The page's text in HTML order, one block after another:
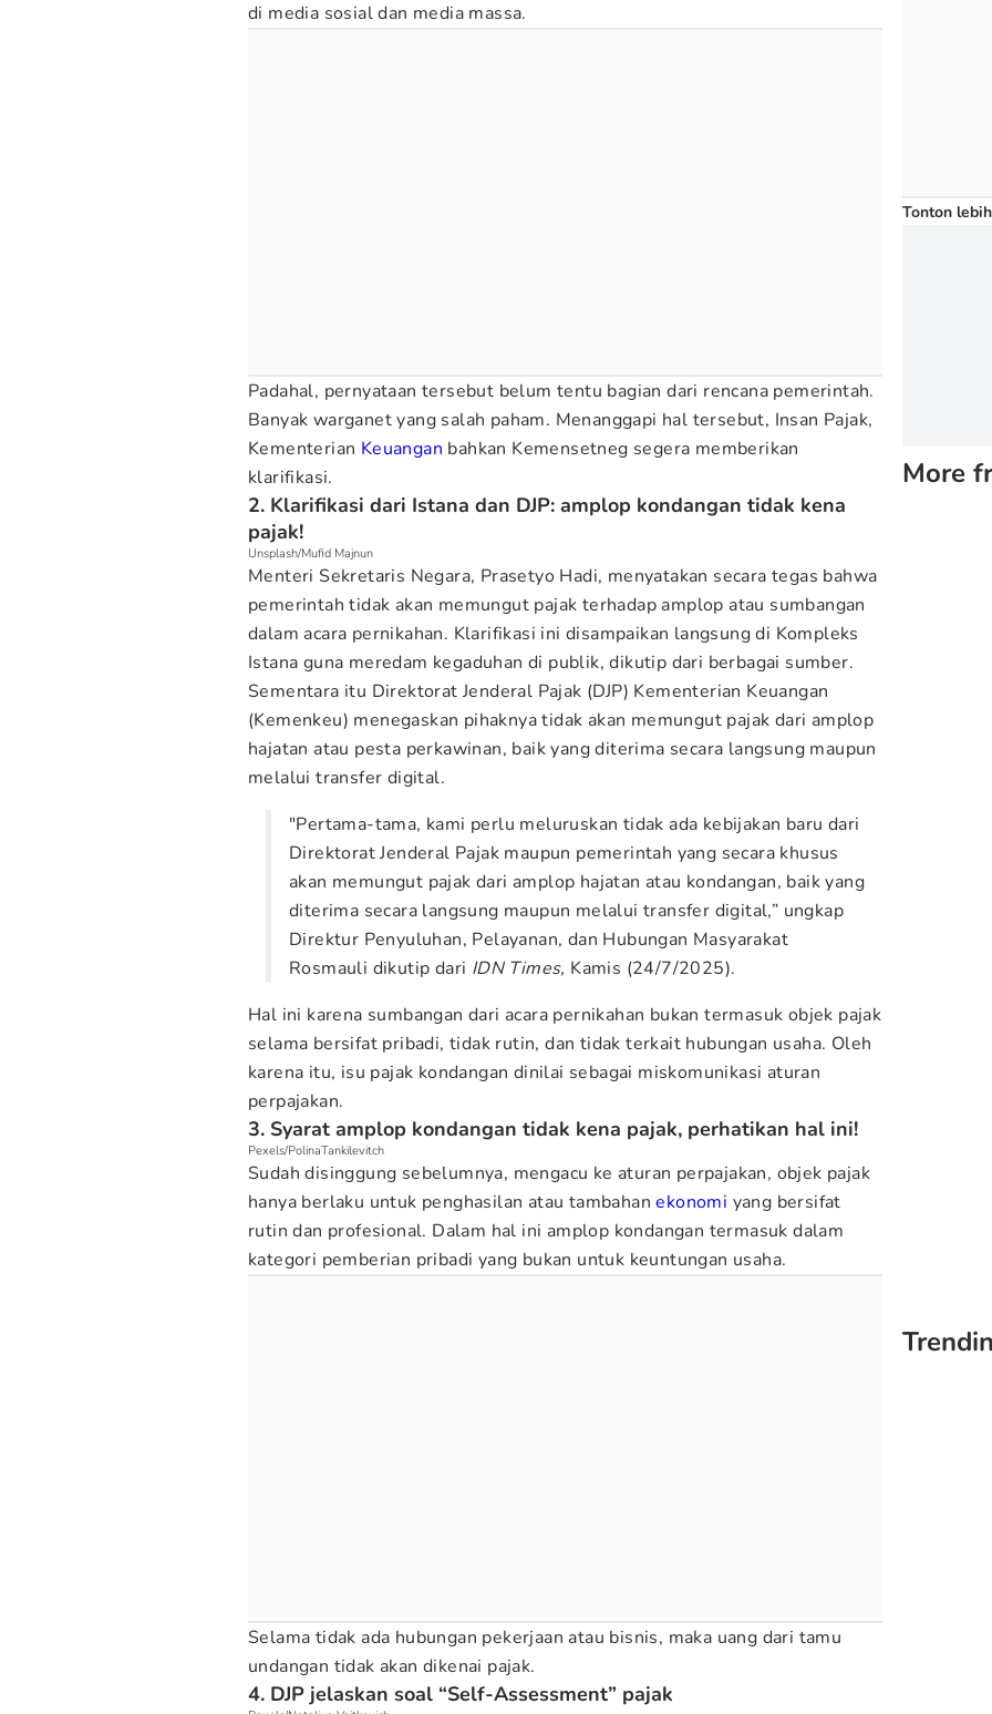
di media sosial dan media massa.
Padahal, pernyataan tersebut belum tentu bagian dari rencana pemerintah.
Banyak warganet yang salah paham. Menanggapi hal tersebut, Insan Pajak,
Kementerian Keuangan bahkan Kemensetneg segera memberikan
klarifikasi.
2. Klarifikasi dari Istana dan DJP: amplop kondangan tidak kena
pajak!
Unsplash/Mufid Majnun
Menteri Sekretaris Negara, Prasetyo Hadi, menyatakan secara tegas bahwa
pemerintah tidak akan memungut pajak terhadap amplop atau sumbangan
dalam acara pernikahan. Klarifikasi ini disampaikan langsung di Kompleks
Istana guna meredam kegaduhan di publik, dikutip dari berbagai sumber.
Sementara itu Direktorat Jenderal Pajak (DJP) Kementerian Keuangan
(Kemenkeu) menegaskan pihaknya tidak akan memungut pajak dari amplop
hajatan atau pesta perkawinan, baik yang diterima secara langsung maupun
melalui transfer digital.
"Pertama-tama, kami perlu meluruskan tidak ada kebijakan baru dari
Direktorat Jenderal Pajak maupun pemerintah yang secara khusus
akan memungut pajak dari amplop hajatan atau kondangan, baik yang
diterima secara langsung maupun melalui transfer digital,” ungkap
Direktur Penyuluhan, Pelayanan, dan Hubungan Masyarakat
Rosmauli dikutip dari IDN Times, Kamis (24/7/2025).
Hal ini karena sumbangan dari acara pernikahan bukan termasuk objek pajak
selama bersifat pribadi, tidak rutin, dan tidak terkait hubungan usaha. Oleh
karena itu, isu pajak kondangan dinilai sebagai miskomunikasi aturan
perpajakan.
3. Syarat amplop kondangan tidak kena pajak, perhatikan hal ini!
Pexels/PolinaTankilevitch
Sudah disinggung sebelumnya, mengacu ke aturan perpajakan, objek pajak
hanya berlaku untuk penghasilan atau tambahanekonomi yang bersifat
rutin dan profesional. Dalam hal ini amplop kondangan termasuk dalam
kategori pemberian pribadi yang bukan untuk keuntungan usaha.
Selama tidak ada hubungan pekerjaan atau bisnis, maka uang dari tamu
undangan tidak akan dikenai pajak.
4. DJP jelaskan soal “Self-Assessment” pajak
Tonton
More